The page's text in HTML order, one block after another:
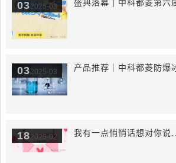
032025-03
032025-03
182025-02 我有一点悄悄话想对你说...